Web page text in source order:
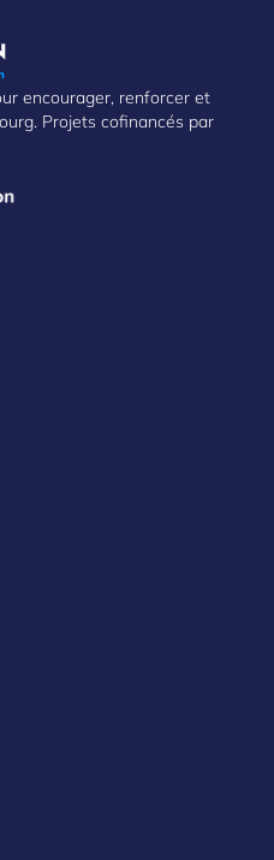
encourager, renforcer et
Projets cofinancés par